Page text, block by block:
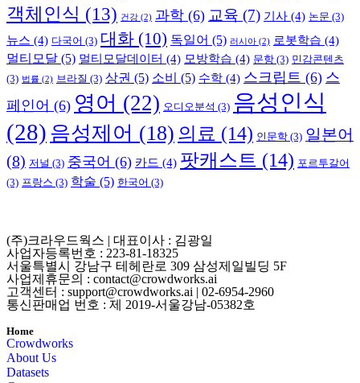
객체인식 (13) 건강 (2) 과학 (6) 교육 (7) 기사 (4) 논문 (3)
뉴스 (4) 다국어 (3) 대화 (10) 독일어 (5) 러시아 (2) 로봇학습 (4)
멀티모달 (5) 멀티모달데이터 (4) 모방학습 (4) 문항 (3) 민감콘텐츠
(3) 법률 (2) 브라질 (3) 상권 (5) 소비 (5) 수학 (4) 스크립트 (6) 스
페인어 (6) 영어 (22) 오디오분석 (3) 음성인식
(28) 음성제어 (18) 의료 (14) 인문학 (3) 일본어
(8) 저널 (3) 중국어 (6) 카드 (4) 팟캐스트 (14) 포르투갈어
(3) 프랑스 (3) 학술 (5) 한국어 (3)
(주)크라우드웍스 | 대표이사 : 김광일
사업자등록번호 : 223-81-18325
서울특별시 강남구 테헤란로 309 삼성제일빌딩 5F
사업제휴문의 : contact@crowdworks.ai
고객센터 : support@crowdworks.ai | 02-6954-2960
통신판매업 번호 : 제 2019-서울강남-05382호
Home
Crowdworks
About Us
Datasets